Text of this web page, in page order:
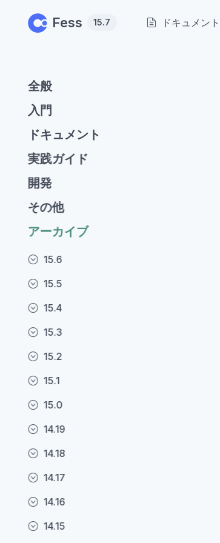
Fess 15.7 ドキュメント
全般
入門
ドキュメント
実践ガイド
開発
その他
アーカイブ
15.6
15.5
15.4
15.3
15.2
15.1
15.0
14.19
14.18
14.17
14.16
14.15